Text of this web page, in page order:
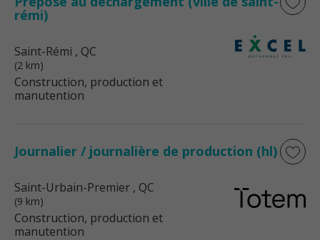
rémi)
Saint-Rémi , QC
(2 km)
Construction, production et
manutention
Journalier / journalière de production (hl)
Saint-Urbain-Premier , QC
(9 km)
Construction, production et
manutention